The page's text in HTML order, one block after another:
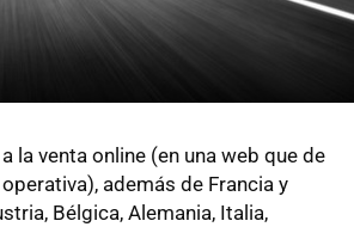
la venta online (en una web que de
además de Francia y
Bélgica, Alemania, Italia,